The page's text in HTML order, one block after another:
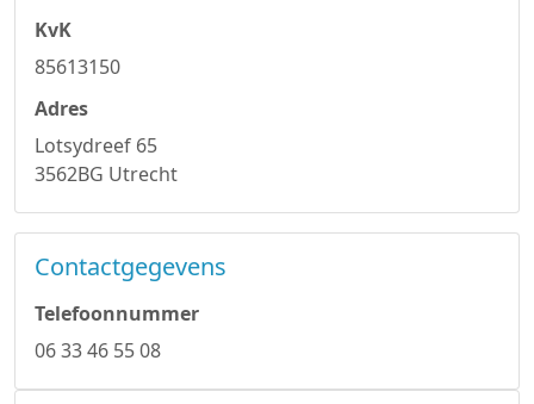
KvK
85613150
Adres
Lotsydreef 65
3562BG Utrecht
Contactgegevens
Telefoonnummer
06 33 46 55 08